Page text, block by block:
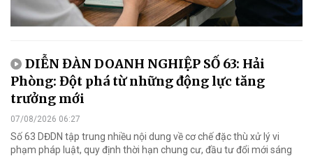
DIỄN ĐÀN DOANH NGHIỆP SỐ 63: Hải
Phòng: Đột phá từ những động lực tăng
trưởng mới
07/08/2026 06:27
Số 63 DĐDN tập trung nhiều nội dung về cơ chế đặc thù xử lý vi
phạm pháp luật, quy định thời hạn chung cư, đầu tư đổi mới sáng